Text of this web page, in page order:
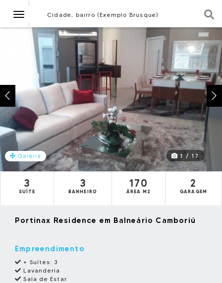
NavegaçãoCidade, bairro (Exemplo Brusque)
Galeria 1 / 17
3
SUÍTE
3
BANHEIRO
170
ÁREA M2
2
GARAGEM
Portinax Residence em Balneário Camboriú
Empreendimento
+ Suítes:3
Lavanderia
Sala de Estar